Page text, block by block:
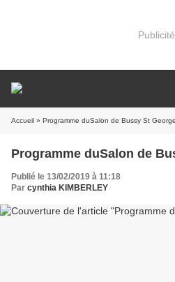
Publicité
Accueil » Programme duSalon de Bussy St
Programme duSalon de
Publié le 13/02/2019 à 11:18
Par cynthia KIMBERLEY